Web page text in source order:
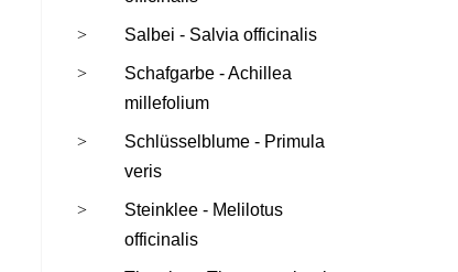
Salbei - Salvia officinalis
Schafgarbe - Achillea
millefolium
Schlüsselblume - Primula
veris
Steinklee - Melilotus
officinalis